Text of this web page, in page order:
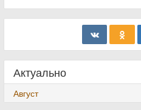
Актуально
Август